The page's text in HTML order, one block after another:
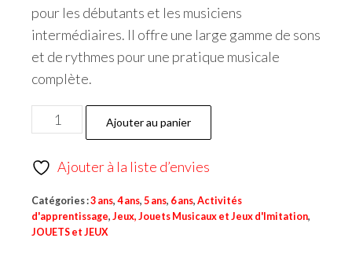
pour les débutants et les musiciens
intermédiaires. Il offre une large gamme de sons
et de rythmes pour une pratique musicale
complète.
Ajouter au panier
Ajouter à la liste d’envies
Catégories :3 ans, 4 ans, 5 ans, 6 ans, Activités
d'apprentissage, Jeux, Jouets Musicaux et Jeux d'Imitation,
JOUETS et JEUX